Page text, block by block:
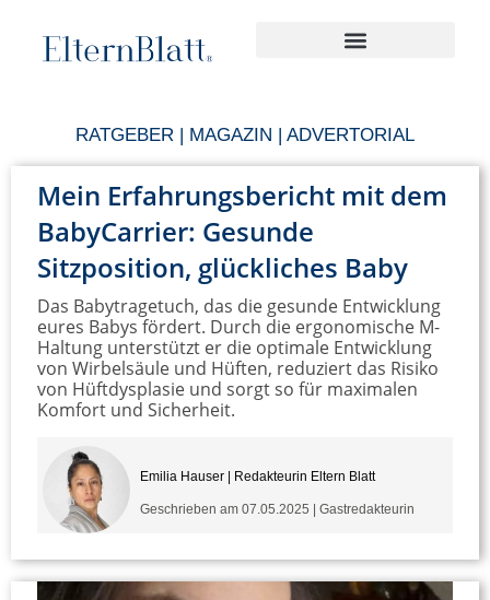
RATGEBER | MAGAZIN | ADVERTORIAL
Mein Erfahrungsbericht mit dem
BabyCarrier: Gesunde
Sitzposition, glückliches Baby
Das Babytragetuch, das die gesunde Entwicklung
eures Babys fördert. Durch die ergonomische M-
Haltung unterstützt er die optimale Entwicklung
von Wirbelsäule und Hüften, reduziert das Risiko
von Hüftdysplasie und sorgt so für maximalen
Komfort und Sicherheit.
Emilia Hauser | Redakteurin Eltern Blatt
Geschrieben am 07.05.2025 | Gastredakteurin